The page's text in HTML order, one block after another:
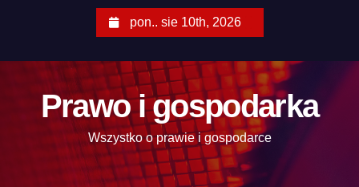
pon.. sie 10th, 2026
Prawo i gospodarka
Wszystko o prawie i gospodarce